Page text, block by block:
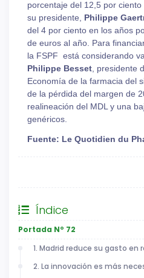
porcentaje del 12,5 por
su presidente, Philippe
del 4 por ciento en los años
de euros al año. Para
la FSPF está considerando
Philippe Besset , presidente
Economía de la farmacia del
de la pérdida del margen de
realineación del MDL y una
genéricos.
Fuente: Le Quotidien du
Índice
Portada Nº 72
1. Madrid reduce su gasto en
2. La innovación es más